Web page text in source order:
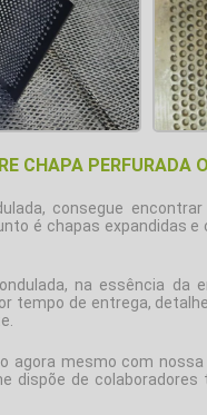
CHAPA PERFURADA
, consegue
é chapas expandidas
, na essência da
tempo de entrega,
mesmo com
dispõe de